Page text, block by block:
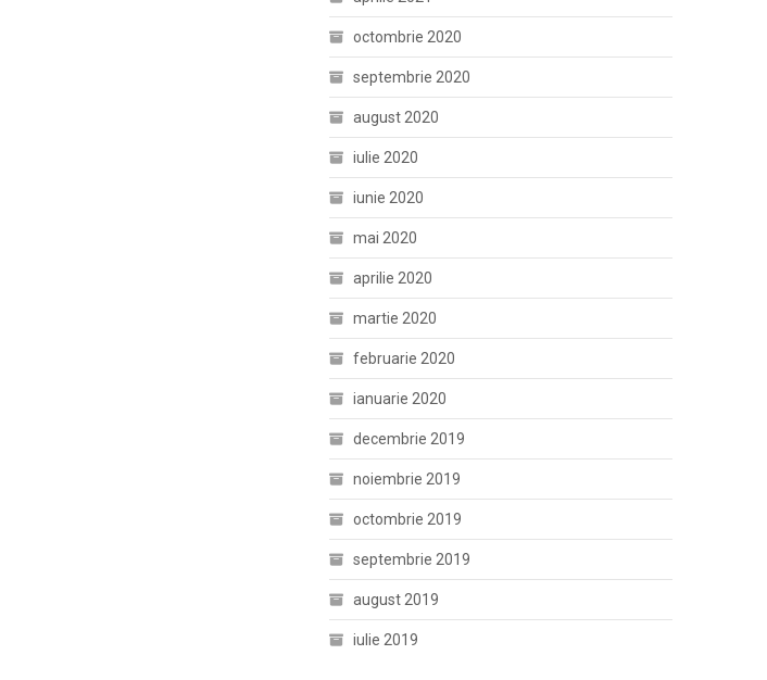
octombrie 2020
septembrie 2020
august 2020
iulie 2020
iunie 2020
mai 2020
aprilie 2020
martie 2020
februarie 2020
ianuarie 2020
decembrie 2019
noiembrie 2019
octombrie 2019
septembrie 2019
august 2019
iulie 2019